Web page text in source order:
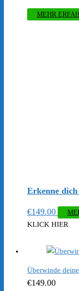
MEHR
Erkenne
€149.00
KLICK HIER
Überwinde
€149.00